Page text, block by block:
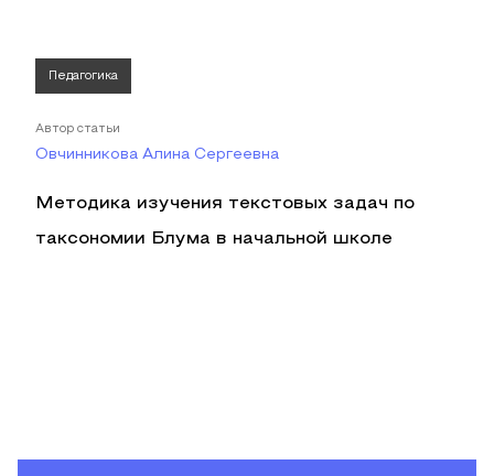
Педагогика
Автор статьи
Овчинникова Алина Сергеевна
Методика изучения текстовых задач по
таксономии Блума в начальной школе